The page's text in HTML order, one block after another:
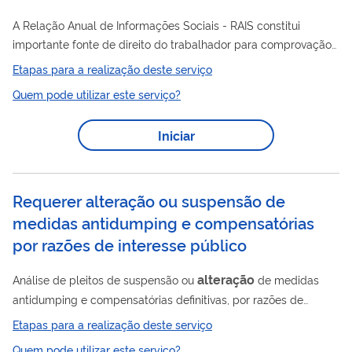
A Relação Anual de Informações Sociais - RAIS constitui
importante fonte de direito do trabalhador para comprovação
de tempo de serviço para aposentadoria ou experiência de
trabalho, para concessão do pagamento do Abono Salarial,
cálculo de FGTS, dentre outras finalidades e das obrigações
dos empregadores. Solicitar inclusão,alteraçãoou exclusão
de vínculos dos trabalhadores (as) e empresas ou alterações
RAIS.
Etapas para a realização deste serviço
Quem pode utilizar este serviço?
Iniciar
Requerer alteração ou suspensão de
medidas antidumping e compensatórias
por razões de interesse público
Análise de pleitos de suspensão ou alteração de medidas
antidumping e compensatórias definitivas, por razões de
interesse público. Os usuários são as empresas pleiteantes e
as partes interessadas, devidamente habilitadas no processo.
Etapas para a realização deste serviço